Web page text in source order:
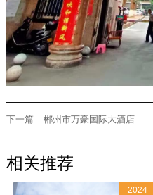
下一篇: 郴州市万豪国际大酒店
相关推荐
2024